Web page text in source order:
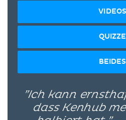
VIDEOS
QUIZZE
BEIDES
”Ich kann
dass Kenhub